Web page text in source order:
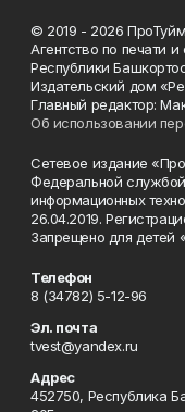
© 2019 - 2026
Агентство по печати
Республики
Издательский дом
Главный редактор:
Об использовании
Сетевое издание
Федеральной
информационных
26.04.2019.
Запрещено для детей
Телефон
8 (34782) 5-12-96
Эл. почта
tvest@yandex.ru
Адрес
452750, Республика